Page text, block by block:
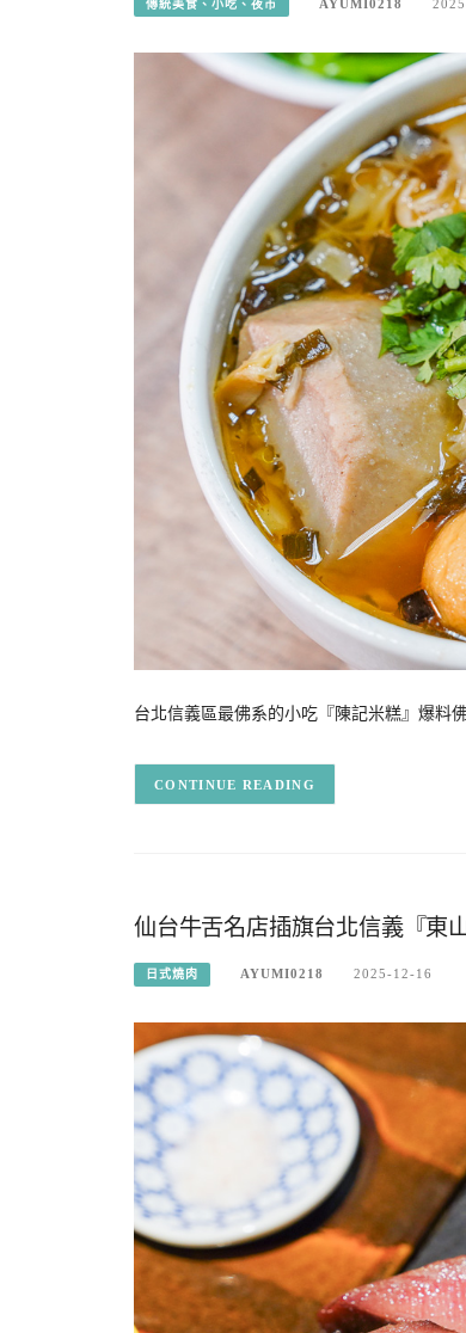
傳統美食、小吃、夜市 AYUMI0218
台北信義區最佛系的小吃『陳記米糕』爆料
CONTINUE READING
仙台牛舌名店插旗台北信義『東
日式燒肉 AYUMI0218 2025-12-16